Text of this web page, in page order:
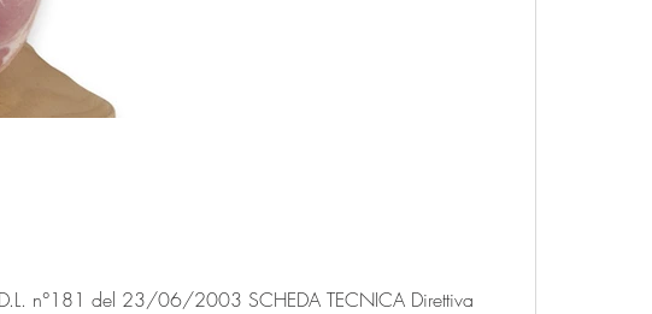
D.L. n°181 del 23/06/2003 SCHEDA TECNICA Direttiva